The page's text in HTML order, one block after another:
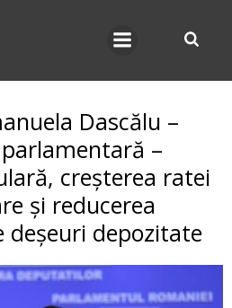
Dascălu –
–
creșterea ratei
și reducerea
depozitate